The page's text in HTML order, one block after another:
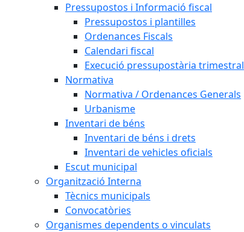
Pressupostos i Informació fiscal
Pressupostos i plantilles
Ordenances Fiscals
Calendari fiscal
Execució pressupostària trimestral
Normativa
Normativa / Ordenances Generals
Urbanisme
Inventari de béns
Inventari de béns i drets
Inventari de vehicles oficials
Escut municipal
Organització Interna
Tècnics municipals
Convocatòries
Organismes dependents o vinculats